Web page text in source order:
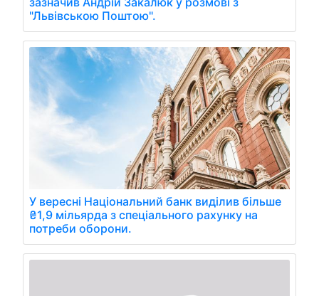
"Львівською Поштою".
У вересні Національний банк виділив більше
₴1,9 мільярда з спеціального рахунку на
потреби оборони.